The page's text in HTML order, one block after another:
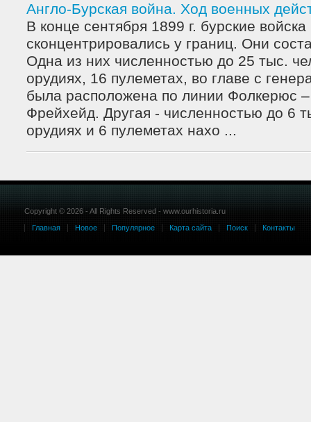
Англо-Бурская война. Ход военных
В конце сентября 1899 г. бурские войска
сконцентрировались у границ. Они
Одна из них численностью до 25 тыс.
орудиях, 16 пулеметах, во главе с
была расположена по линии Фолкерюс
Фрейхейд. Другая - численностью до 6
орудиях и 6 пулеметах нахо ...
Copyright © 2026 - All Rights Reserved - www.ourhistoria.ru
Главная
Новое Популярное Карта сайта Поиск Контакты